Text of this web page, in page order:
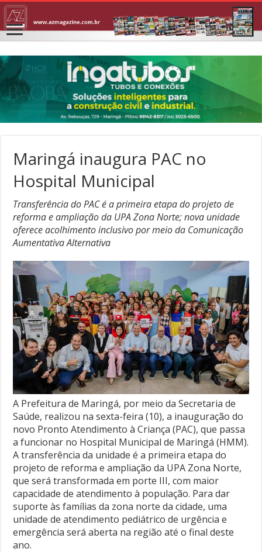
Maringá inaugura PAC no
Hospital Municipal
Transferência do PAC é a primeira etapa do projeto de
reforma e ampliação da UPA Zona Norte; nova unidade
oferece acolhimento inclusivo por meio da Comunicação
Aumentativa Alternativa
A Prefeitura de Maringá, por meio da Secretaria de
Saúde, realizou na sexta-feira (10), a inauguração do
novo Pronto Atendimento à Criança (PAC), que passa
a funcionar no Hospital Municipal de Maringá (HMM).
A transferência da unidade é a primeira etapa do
projeto de reforma e ampliação da UPA Zona Norte,
que será transformada em porte III, com maior
capacidade de atendimento à população. Para dar
suporte às famílias da zona norte da cidade, uma
unidade de atendimento pediátrico de urgência e
emergência será aberta na região até o final deste
ano.